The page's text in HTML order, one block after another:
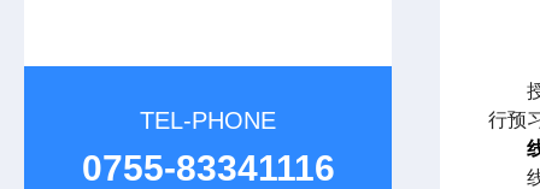
TEL-PHONE
0755-83341116
行预